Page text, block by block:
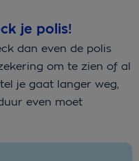
je polis!
dan even de polis
om te zien of al
je gaat langer weg,
even moet